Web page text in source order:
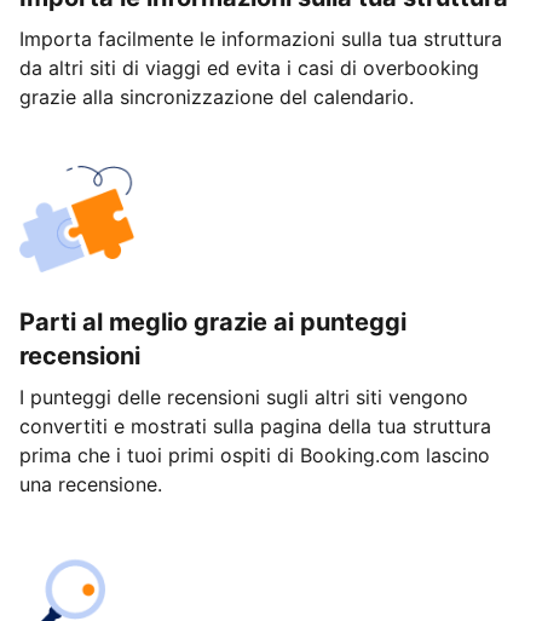
Importa facilmente le informazioni sulla tua struttura
da altri siti di viaggi ed evita i casi di overbooking
grazie alla sincronizzazione del calendario.
Parti al meglio grazie ai punteggi
recensioni
I punteggi delle recensioni sugli altri siti vengono
convertiti e mostrati sulla pagina della tua struttura
prima che i tuoi primi ospiti di Booking.com lascino
una recensione.